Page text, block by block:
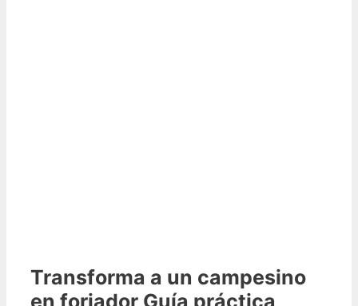
Transforma a un campesino